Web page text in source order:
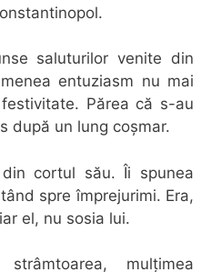
saluturilor venite din
entuziasm nu mai
Părea că s-au
după un lung coșmar.
cortul său. Îi spunea
spre împrejurimi. Era,
el, nu sosia lui.
mulțimea